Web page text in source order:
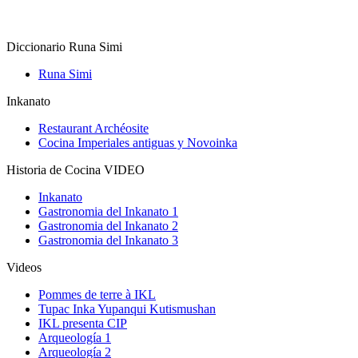
Diccionario Runa Simi
Runa Simi
Inkanato
Restaurant Archéosite
Cocina Imperiales antiguas y Novoinka
Historia de Cocina VIDEO
Inkanato
Gastronomia del Inkanato 1
Gastronomia del Inkanato 2
Gastronomia del Inkanato 3
Videos
Pommes de terre à IKL
Tupac Inka Yupanqui Kutismushan
IKL presenta CIP
Arqueología 1
Arqueología 2